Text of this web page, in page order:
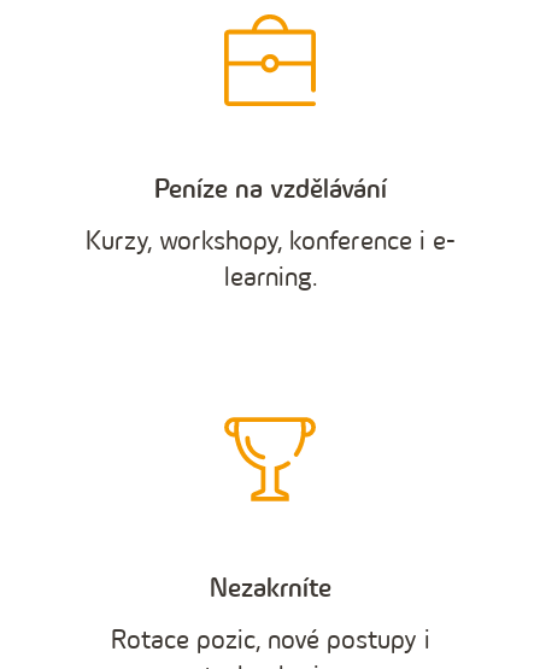
Peníze na vzdělávání
Kurzy, workshopy, konference i e-
learning.
Nezakrníte
Rotace pozic, nové postupy i